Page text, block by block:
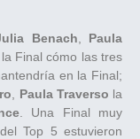
Benach
Paula
Final cómo las tres
en la Final;
Paula Traverso la
. Una Final muy
Top 5 estuvieron